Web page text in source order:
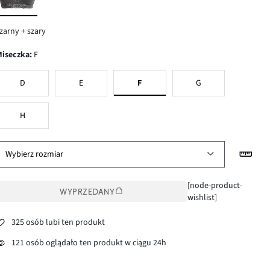
+ szary
Miseczka: F
D E F G
H
Wybierz rozmiar
WYPRZEDANY
[node-product-
wishlist]
325 osób lubi ten produkt
121 osób oglądało ten produkt w ciągu 24h